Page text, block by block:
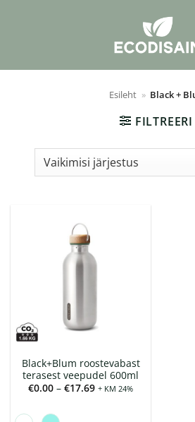
Esileht » Black +
FILTREERI
Black+Blum roostevabast
terasest veepudel 600ml
€0.00 – €17.69Hinnavahemik:
€0.00
+ KM 24%